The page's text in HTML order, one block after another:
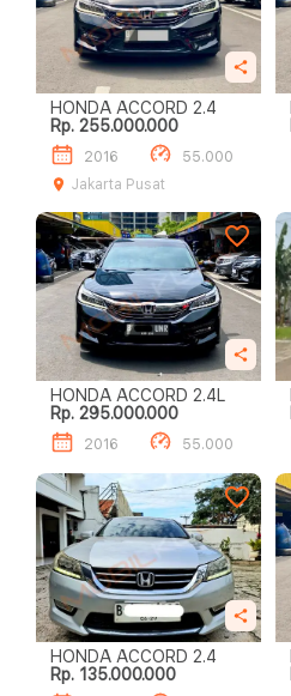
HONDA ACCORD 2.4
Rp. 255.000.000
2016
55.000
Jakarta Pusat
HONDA ACCORD 2.4L
Rp. 295.000.000
2016 55.000
HONDA ACCORD 2.4
Rp. 135.000.000